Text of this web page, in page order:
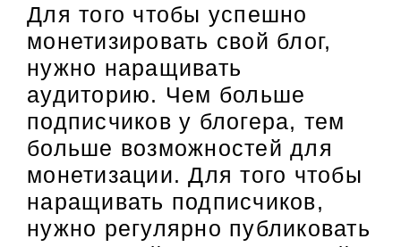
Для того чтобы успешно
монетизировать свой блог,
нужно наращивать
аудиторию. Чем больше
подписчиков у блогера, тем
больше возможностей для
монетизации. Для того чтобы
наращивать подписчиков,
нужно регулярно публиковать